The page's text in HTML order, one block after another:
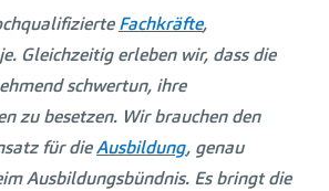
Fachkräfte,
Gleichzeitig erleben wir, dass die
schwertun, ihre
zu besetzen. Wir brauchen den
für dieAusbildung, genau
Ausbildungsbündnis. Es bringt die